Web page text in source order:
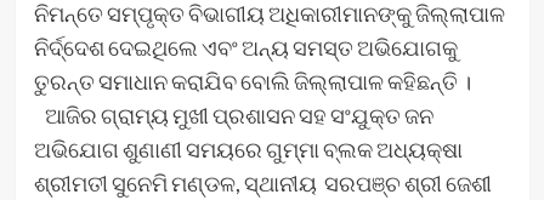
ନିମନ୍ତେ ସମ୍ପୃକ୍ତ ବିଭାଗୀୟ ଅଧିକାରୀମାନଙ୍କୁ ଜିଲ୍ଲାପାଳ
ନିର୍ଦ୍ଦେଶ ଦେଇଥିଲେ ଏବଂ ଅନ୍ୟ ସମସ୍ତ ଅଭିଯୋଗକୁ
ତୁରନ୍ତ ସମାଧାନ କରାଯିବ ବୋଲି ଜିଲ୍ଲାପାଳ କହିଛନ୍ତି ।
ଆଜିର ଗ୍ରାମ୍ୟ ମୁଖୀ ପ୍ରଶାସନ ସହ ସଂଯୁକ୍ତ ଜନ
ଅଭିଯୋଗ ଶୁଣାଣୀ ସମୟରେ ଗୁମ୍ମା ବ୍ଲକ ଅଧ୍ୟକ୍ଷା
ଶ୍ରୀମତୀ ସୁନେମି ମଣ୍ଡଳ, ସ୍ଥାନୀୟ ସରପଞ୍ଚ ଶ୍ରୀ ଜେଶୀ